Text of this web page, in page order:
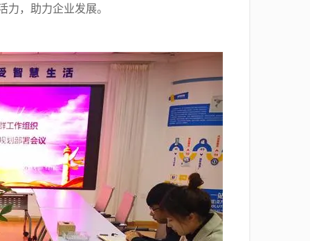
，助力企业发展。